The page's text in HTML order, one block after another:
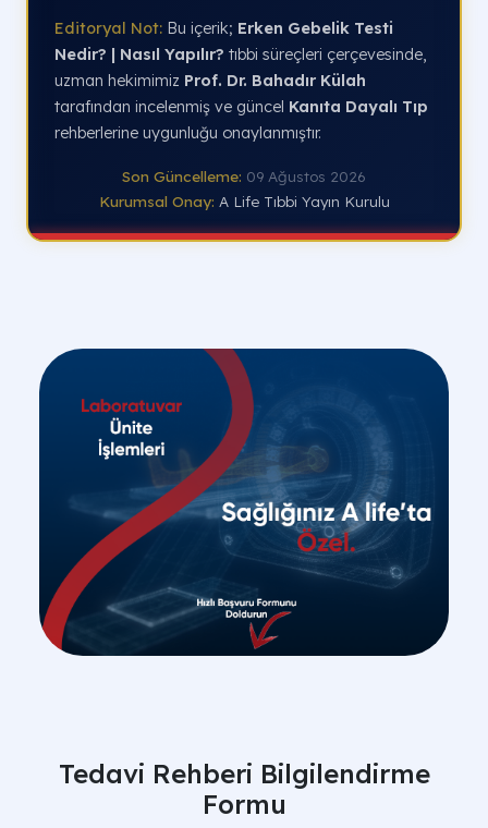
Editoryal Not: Bu içerik; Erken Gebelik Testi
Nedir? | Nasıl Yapılır? tıbbi süreçleri çerçevesinde,
uzman hekimimiz Prof. Dr. Bahadır Külah
tarafından incelenmiş ve güncel Kanıta Dayalı Tıp
rehberlerine uygunluğu onaylanmıştır.
Son Güncelleme: 09 Ağustos 2026
Kurumsal Onay: A Life Tıbbi Yayın Kurulu
Tedavi Rehberi Bilgilendirme
Formu